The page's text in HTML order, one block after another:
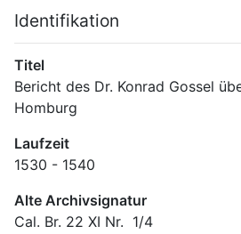
Identifikation
Titel
Bericht des Dr. Konrad Gossel
Homburg
Laufzeit
1530 - 1540
Alte Archivsignatur
Cal. Br. 22 XI Nr.  1/4